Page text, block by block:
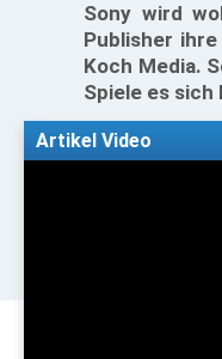
Sony wird
Publisher
Koch Media.
Spiele es
Artikel Video